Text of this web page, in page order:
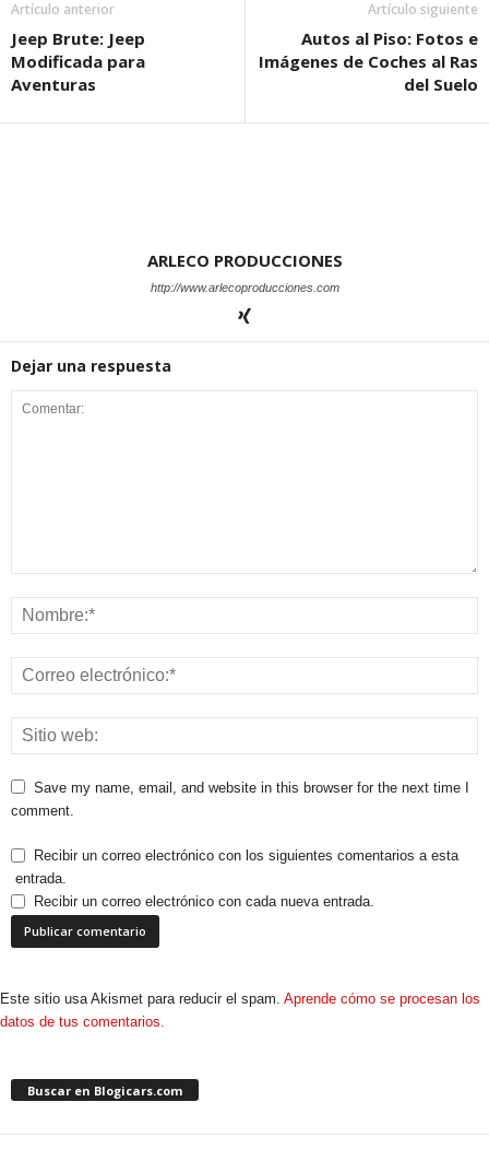
Artículo anterior
Jeep Brute: Jeep
Modificada para
Aventuras
Artículo siguiente
Autos al Piso: Fotos e
Imágenes de Coches al Ras
del Suelo
ARLECO PRODUCCIONES
http://www.arlecoproducciones.com
Dejar una respuesta
Save my name, email, and website in this browser for the next time I
comment.
Recibir un correo electrónico con los siguientes comentarios a esta
entrada.
Recibir un correo electrónico con cada nueva entrada.
Este sitio usa Akismet para reducir el spam. Aprende cómo se procesan los
datos de tus comentarios.
Buscar en Blogicars.com